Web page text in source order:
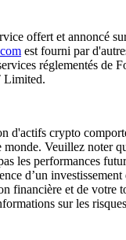
offert et annoncé
est fourni par
réglementés de
Limited.
d'actifs crypto
Veuillez noter
les performances
d’un
financière et de votre
sur les